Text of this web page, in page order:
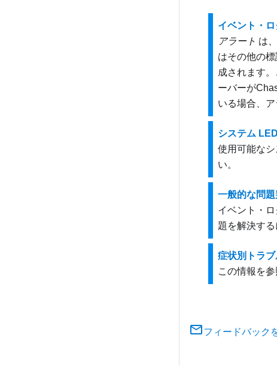
イベント・ロ
アラート は
はその他の
成されます
ーバーが
いる場合、
システム
使用可能な
い。
一般的な問
イベント・
題を解決す
症状別トラ
この情報を
フィードバック